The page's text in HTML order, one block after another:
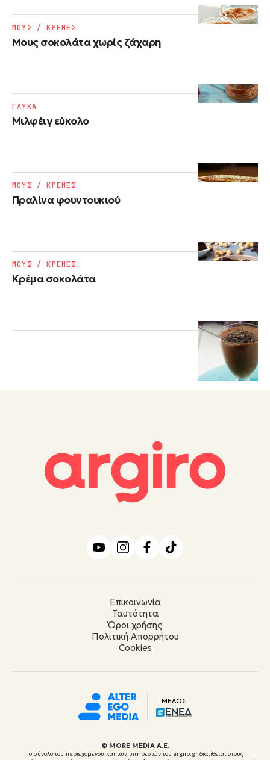
Μους σοκολάτα χωρίς ζάχαρη
ΜΟΥΣ / ΚΡΕΜΕΣ
Μιλφέιγ εύκολο
ΓΛΥΚΑ
Πραλίνα φουντουκιού
ΜΟΥΣ / ΚΡΕΜΕΣ
Κρέμα σοκολάτα
ΜΟΥΣ / ΚΡΕΜΕΣ
Επικοινωνία
Ταυτότητα
Όροι χρήσης
Πολιτική Απορρήτου
Cookies
ΜΕΛΟΣ
© ΜORE MEDIA Α.Ε.
Το σύνολο του περιεχομένου και των υπηρεσιών του argiro.gr διατίθεται στους